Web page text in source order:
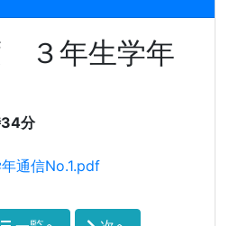
３年生学年
分
通信No.1.pdf